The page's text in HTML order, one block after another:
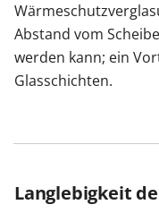
Abstand vom
werden kann; ein
Glasschichten.
Langlebigkeit